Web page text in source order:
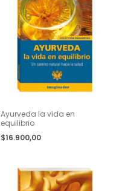
Ayurveda la vida en
equilibrio
$16.900,00